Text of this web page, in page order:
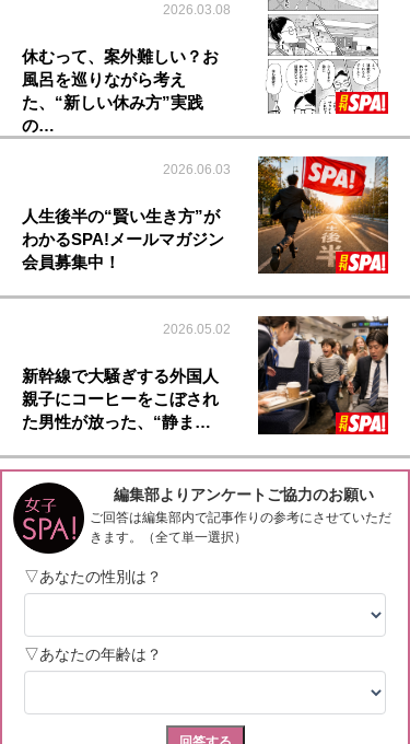
2026.03.08
休むって、案外難しい？お
風呂を巡りながら考え
た、“新しい休み方”実践
の…
2026.06.03
人生後半の“賢い生き方”が
わかるSPA!メールマガジン
会員募集中！
2026.05.02
新幹線で大騒ぎする外国人
親子にコーヒーをこぼされ
た男性が放った、“静ま…